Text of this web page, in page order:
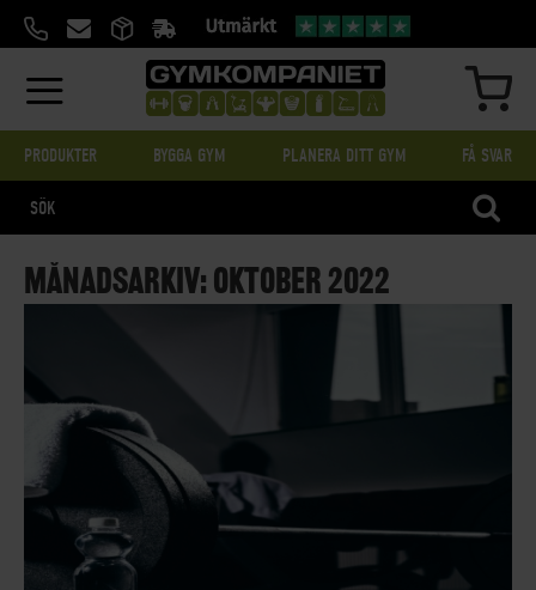
TILL
PRODUKTER BYGGA GYM PLANERA DITT GYM FÅ SVAR
MÅNADSARKIV: OKTOBER 2022